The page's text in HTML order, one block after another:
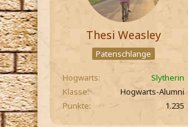
Thesi Weasley
Patenschlange
Hogwarts
Slytherin
Klasse
Hogwarts-Alumni
Punkte
1.235